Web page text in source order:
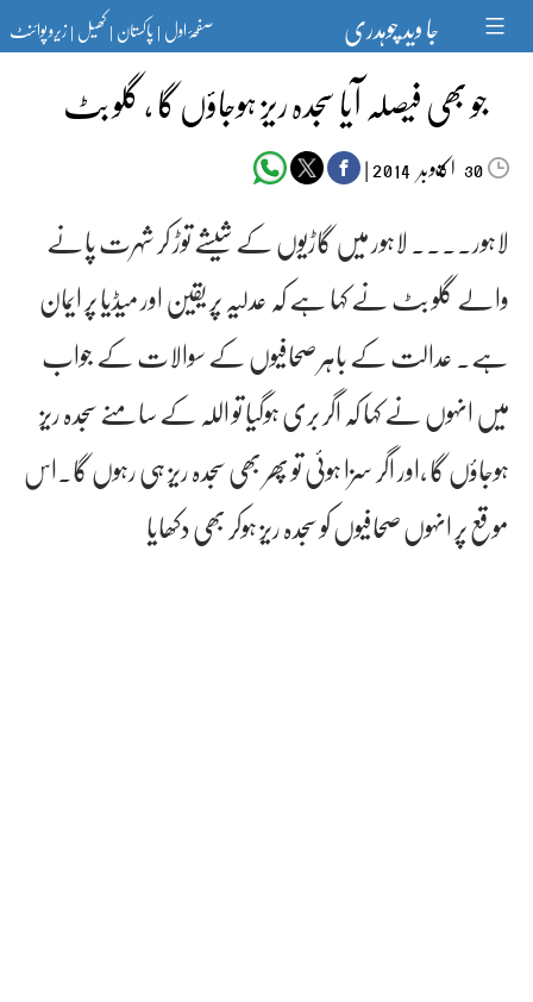
content جا وید چوہدری صفحۂ اول|پاکستان|کھیل|زیرو پوائنٹ
جو بھی فیصلہ آیا سجدہ ریز ہوجاؤں گا ، گلو بٹ
30 اکتوبر‬‮ |
لاہور۔۔۔۔ لاہور میں گاڑیوں کے شیشے توڑ کر شہرت پانے
والے گلو بٹ نے کہا ہے کہ عدلیہ پر یقین اور میڈیا پر ایمان
ہے۔ عدالت کے باہر صحافیوں کے سوالات کے جواب
میں انہوں نے کہا کہ اگر بری ہوگیا تو اللہ کے سامنے سجدہ ریز
ہوجاؤں گا ،اور اگر سزا ہوئی تو پھر بھی سجدہ ریز ہی رہوں گا۔اس
موقع پر انہوں صحافیوں کو سجدہ ریز ہوکر بھی دکھایا